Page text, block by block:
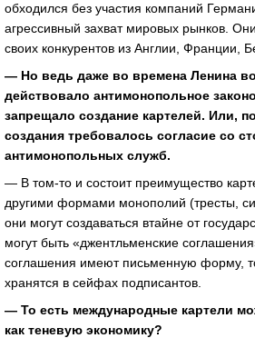
обходился без участия компаний
агрессивный захват мировых рынков.
своих конкурентов из Англии, Франции,
— Но ведь даже во времена Ленина
действовало антимонопольное
запрещало создание картелей. Или,
создания требовалось согласие со
антимонопольных служб.
— В том-то и состоит преимущество
другими формами монополий (тресты,
они могут создаваться втайне от
могут быть «джентльменские
соглашения имеют письменную форму,
хранятся в сейфах подписантов.
— То есть международные картели
как теневую экономику?